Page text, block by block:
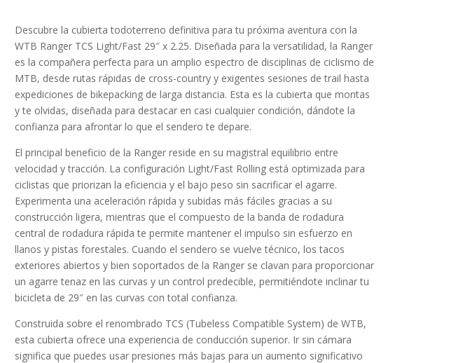
100,00 €.49,00 €.
Descubre la cubierta todoterreno definitiva para tu próxima aventura con la
WTB Ranger TCS Light/Fast 29″ x 2.25. Diseñada para la versatilidad, la Ranger
es la compañera perfecta para un amplio espectro de disciplinas de ciclismo de
MTB, desde rutas rápidas de cross-country y exigentes sesiones de trail hasta
expediciones de bikepacking de larga distancia. Esta es la cubierta que montas
y te olvidas, diseñada para destacar en casi cualquier condición, dándote la
confianza para afrontar lo que el sendero te depare.
El principal beneficio de la Ranger reside en su magistral equilibrio entre
velocidad y tracción. La configuración Light/Fast Rolling está optimizada para
ciclistas que priorizan la eficiencia y el bajo peso sin sacrificar el agarre.
Experimenta una aceleración rápida y subidas más fáciles gracias a su
construcción ligera, mientras que el compuesto de la banda de rodadura
central de rodadura rápida te permite mantener el impulso sin esfuerzo en
llanos y pistas forestales. Cuando el sendero se vuelve técnico, los tacos
exteriores abiertos y bien soportados de la Ranger se clavan para proporcionar
un agarre tenaz en las curvas y un control predecible, permitiéndote inclinar tu
bicicleta de 29″ en las curvas con total confianza.
Construida sobre el renombrado TCS (Tubeless Compatible System) de WTB,
esta cubierta ofrece una experiencia de conducción superior. Ir sin cámara
significa que puedes usar presiones más bajas para un aumento significativo